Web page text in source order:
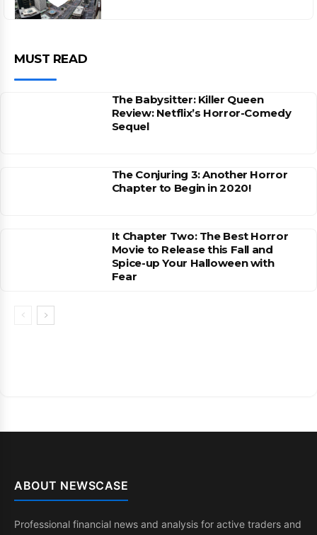
MUST READ
The Babysitter: Killer Queen
Review: Netflix’s Horror-Comedy
Sequel
The Conjuring 3: Another Horror
Chapter to Begin in 2020!
It Chapter Two: The Best Horror
Movie to Release this Fall and
Spice-up Your Halloween with
Fear
ABOUT NEWSCASE
Professional financial news and analysis for active traders and